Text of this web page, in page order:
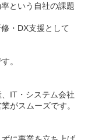
という自社の課題
・DX支援として
。
IT・システム会社
がスムーズです。